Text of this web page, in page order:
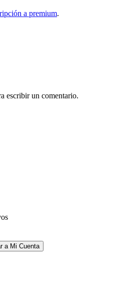
a premium.
escribir un comentario.
a Mi Cuenta